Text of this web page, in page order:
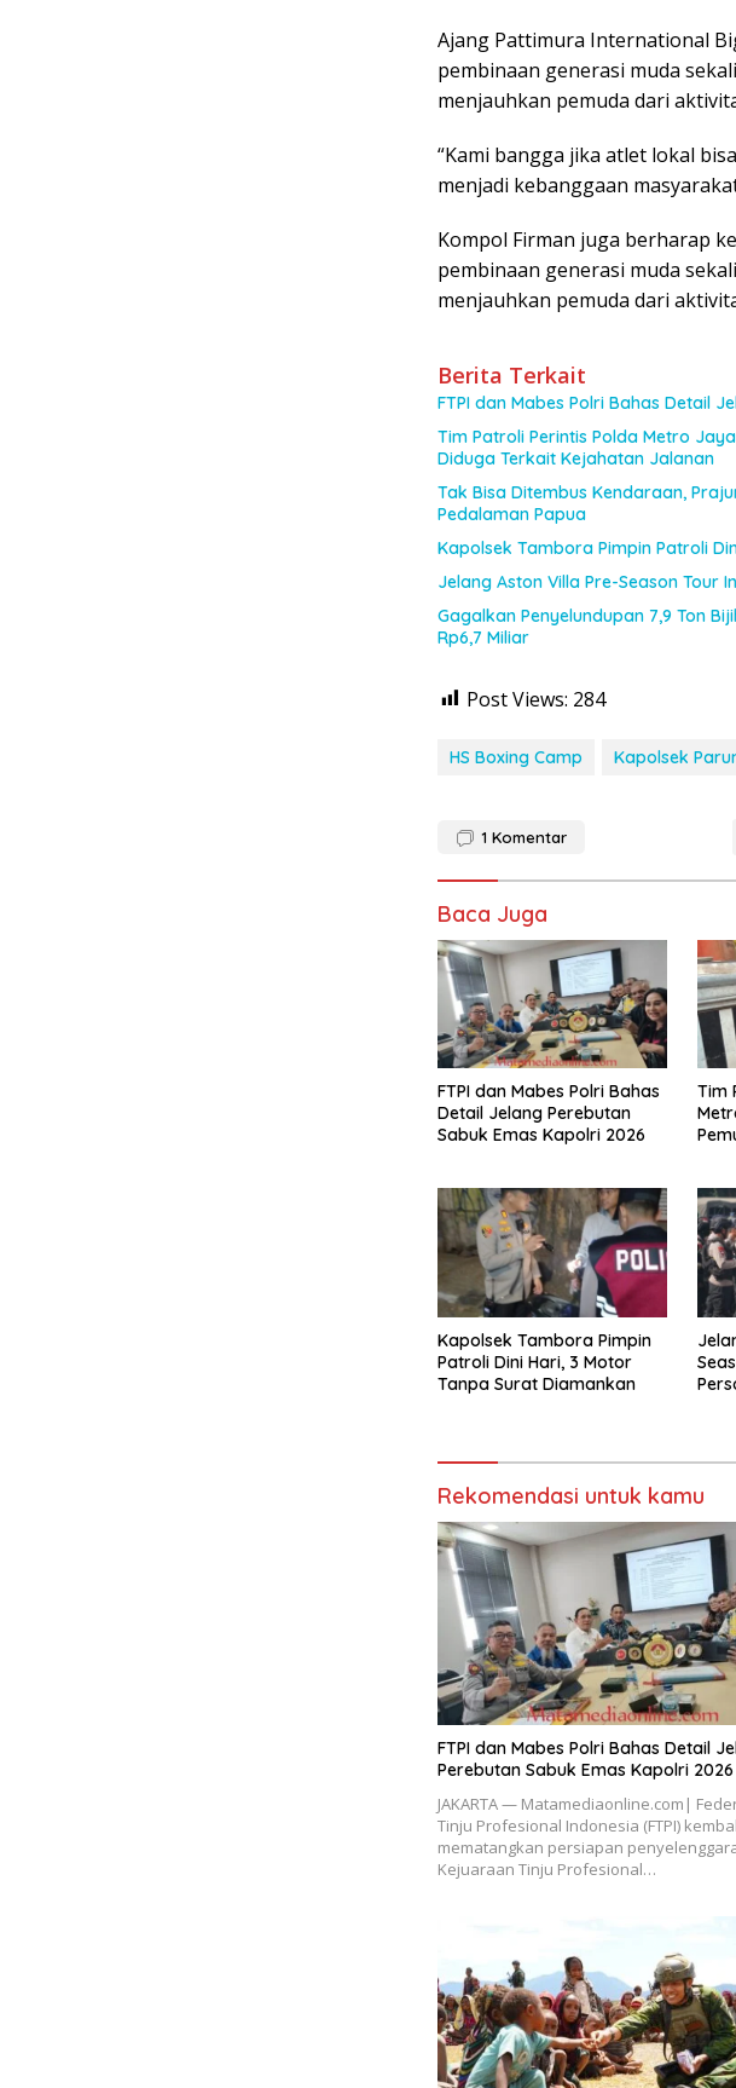
Ajang Pattimura International
pembinaan generasi muda
menjauhkan pemuda dari
“Kami bangga jika atlet lokal
menjadi kebanggaan
Kompol Firman juga berharap
pembinaan generasi muda
menjauhkan pemuda dari
Berita Terkait
FTPI dan Mabes Polri Bahas Detail
Tim Patroli Perintis Polda Metro
Diduga Terkait Kejahatan Jalanan
Tak Bisa Ditembus Kendaraan,
Pedalaman Papua
Kapolsek Tambora Pimpin Patroli
Jelang Aston Villa Pre-Season Tour
Gagalkan Penyelundupan 7,9 Ton
Rp6,7 Miliar
Post Views: 284
HS Boxing Camp Kapolsek
1 Komentar
Baca Juga
FTPI dan Mabes Polri Bahas
Detail Jelang Perebutan
Sabuk Emas Kapolri 2026
Tim
Kapolsek Tambora Pimpin
Patroli Dini Hari, 3 Motor
Tanpa Surat Diamankan
Rekomendasi untuk kamu
FTPI dan Mabes Polri Bahas Detail
Perebutan Sabuk Emas Kapolri 2026
JAKARTA — Matamediaonline.com|
Tinju Profesional Indonesia (FTPI)
mematangkan persiapan
Kejuaraan Tinju Profesional…